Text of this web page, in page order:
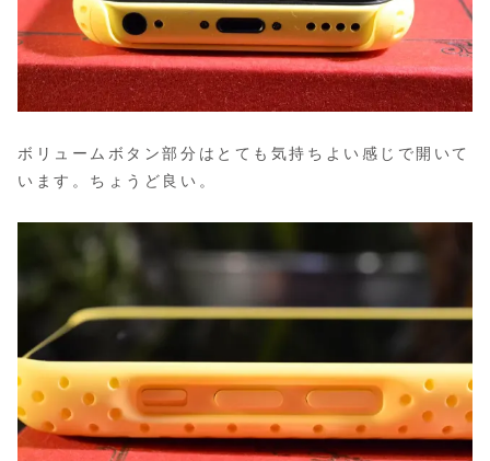
ボリュームボタン部分はとても気持ちよい感じで開いて
います。ちょうど良い。